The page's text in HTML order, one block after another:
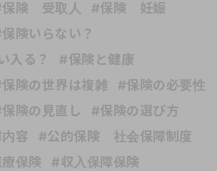
険 受取人
#保険 妊娠
険いらない？
入る？
#保険と健康
険の世界は複雑
#保険の必要性
険の見直し
#保険の選び方
容
#公的保険 社会保障制度
保険
#収入保障保険